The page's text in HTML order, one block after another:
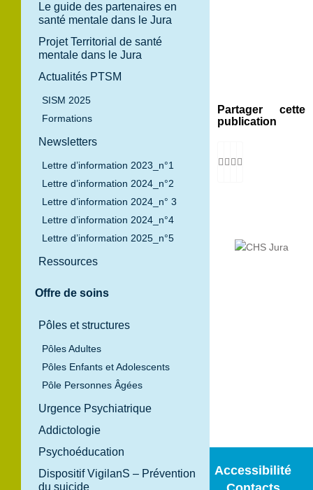
Le guide des partenaires en
santé mentale dans le Jura
Projet Territorial de santé
mentale dans le Jura
Actualités PTSM
SISM 2025
Formations
Newsletters
Lettre d’information 2023_n°1
Lettre d’information 2024_n°2
Lettre d’information 2024_n° 3
Lettre d’information 2024_n°4
Lettre d’information 2025_n°5
Ressources
Offre de soins
Pôles et structures
Pôles Adultes
Pôles Enfants et Adolescents
Pôle Personnes Âgées
Urgence Psychiatrique
Addictologie
Psychoéducation
Dispositif VigilanS – Prévention
du suicide
Partager cette
publication
Accessibilité